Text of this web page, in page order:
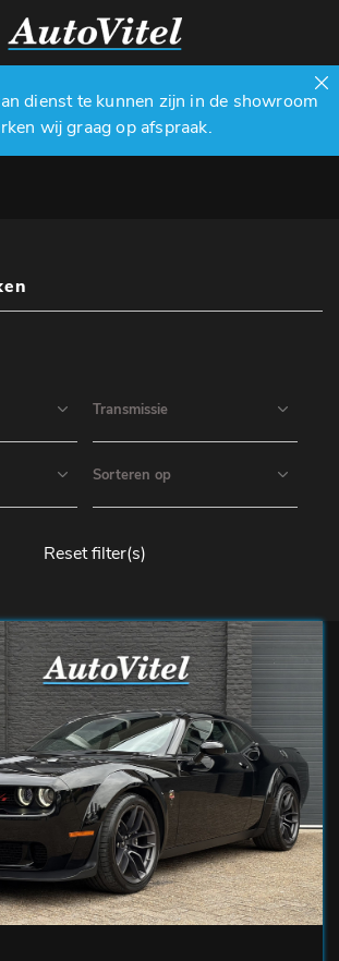
dienst te kunnen zijn in de showroom
wij graag op afspraak.
Reset filter(s)